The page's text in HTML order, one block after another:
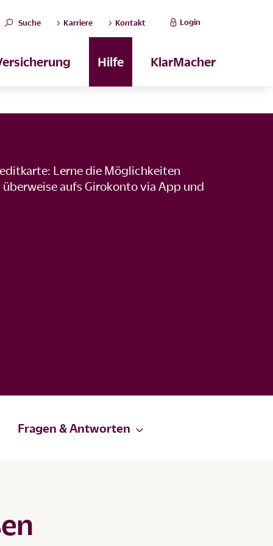
Suche Karriere Kontakt Login
Hilfe KlarMacher
Lerne die Möglichkeiten
aufs Girokonto via App und
Fragen & Antworten